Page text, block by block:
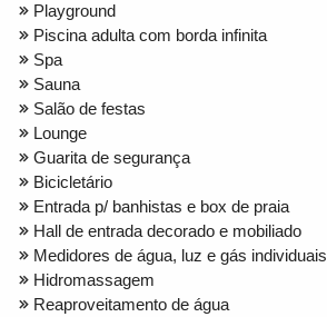
Playground
Piscina adulta com borda infinita
Spa
Sauna
Salão de festas
Lounge
Guarita de segurança
Bicicletário
Entrada p/ banhistas e box de praia
Hall de entrada decorado e mobiliado
Medidores de água, luz e gás individuais
Hidromassagem
Reaproveitamento de água